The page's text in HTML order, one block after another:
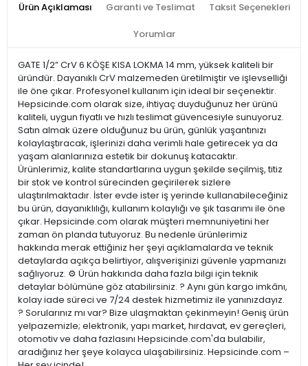
Ürün Açıklaması Garanti ve Teslimat Taksit Seçenekleri
Yorumlar
GATE 1/2” CrV 6 KÖŞE KISA LOKMA 14 mm, yüksek kaliteli bir
üründür. Dayanıklı CrV malzemeden üretilmiştir ve işlevselliği
ile öne çıkar. Profesyonel kullanım için ideal bir seçenektir.
Hepsicinde.com olarak size, ihtiyaç duyduğunuz her ürünü
kaliteli, uygun fiyatlı ve hızlı teslimat güvencesiyle sunuyoruz.
Satın almak üzere olduğunuz bu ürün, günlük yaşantınızı
kolaylaştıracak, işlerinizi daha verimli hale getirecek ya da
yaşam alanlarınıza estetik bir dokunuş katacaktır.
Ürünlerimiz, kalite standartlarına uygun şekilde seçilmiş, titiz
bir stok ve kontrol sürecinden geçirilerek sizlere
ulaştırılmaktadır. İster evde ister iş yerinde kullanabileceğiniz
bu ürün, dayanıklılığı, kullanım kolaylığı ve şık tasarımı ile öne
çıkar. Hepsicinde.com olarak müşteri memnuniyetini her
zaman ön planda tutuyoruz. Bu nedenle ürünlerimiz
hakkında merak ettiğiniz her şeyi açıklamalarda ve teknik
detaylarda açıkça belirtiyor, alışverişinizi güvenle yapmanızı
sağlıyoruz. ⚙️ Ürün hakkında daha fazla bilgi için teknik
detaylar bölümüne göz atabilirsiniz. ? Aynı gün kargo imkânı,
kolay iade süreci ve 7/24 destek hizmetimiz ile yanınızdayız.
? Sorularınız mı var? Bize ulaşmaktan çekinmeyin! Geniş ürün
yelpazemizle; elektronik, yapı market, hırdavat, ev gereçleri,
otomotiv ve daha fazlasını Hepsicinde.com'da bulabilir,
aradığınız her şeye kolayca ulaşabilirsiniz. Hepsicinde.com –